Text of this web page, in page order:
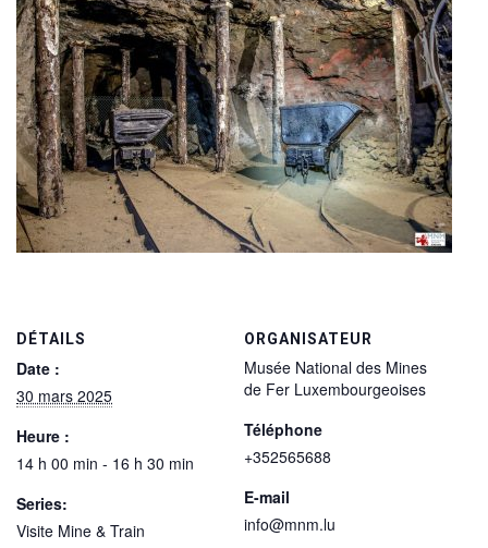
DÉTAILS
Date :
30 mars 2025
Heure :
14 h 00 min - 16 h 30 min
Series:
Visite Mine & Train
ORGANISATEUR
Musée National des Mines
de Fer Luxembourgeoises
Téléphone
+352565688
E-mail
info@mnm.lu